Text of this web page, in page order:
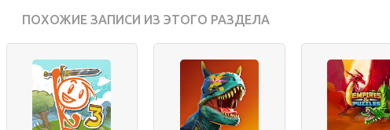
ПОХОЖИЕ ЗАПИСИ ИЗ ЭТОГО РАЗДЕЛА